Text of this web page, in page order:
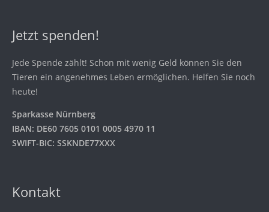
Jetzt spenden!
Jede Spende zählt! Schon mit wenig Geld können Sie den
Tieren ein angenehmes Leben ermöglichen. Helfen Sie noch
heute!
Sparkasse Nürnberg
IBAN: DE60 7605 0101 0005 4970 11
SWIFT-BIC: SSKNDE77XXX
Kontakt